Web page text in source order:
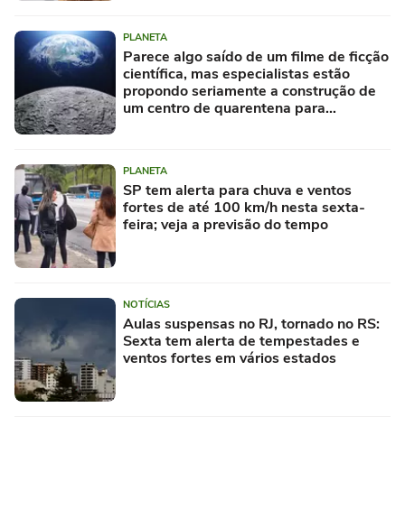
PLANETA
Parece algo saído de um filme de ficção
científica, mas especialistas estão
propondo seriamente a construção de
um centro de quarentena para
PLANETA
SP tem alerta para chuva e ventos
fortes de até 100 km/h nesta sexta-
feira; veja a previsão do tempo
NOTÍCIAS
Aulas suspensas no RJ, tornado no RS:
Sexta tem alerta de tempestades e
ventos fortes em vários estados